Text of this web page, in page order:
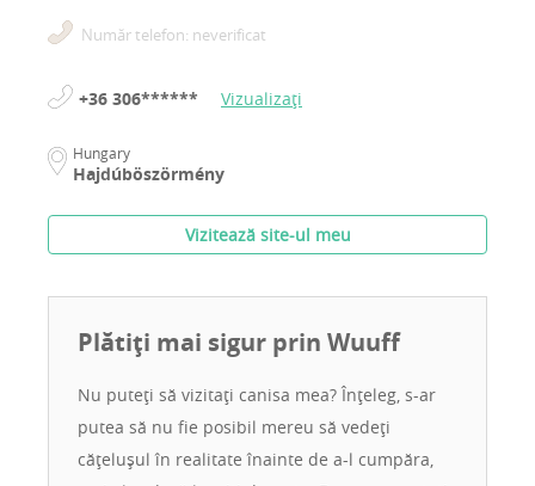
Număr telefon: neverificat
+36 306****** Vizualizați
Hungary
Hajdúböszörmény
Vizitează site-ul meu
Plătiți mai sigur prin Wuuff
Nu puteți să vizitați canisa mea? Înțeleg, s-ar
putea să nu fie posibil mereu să vedeți
cățelușul în realitate înainte de a-l cumpăra,